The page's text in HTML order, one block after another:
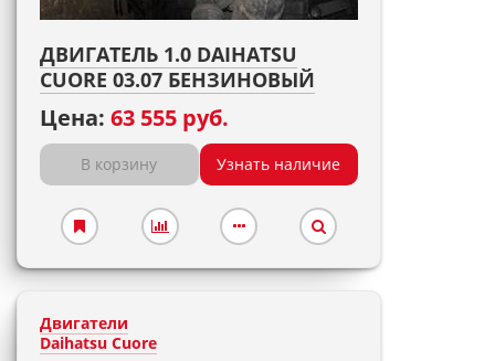
ДВИГАТЕЛЬ 1.0 DAIHATSU
CUORE 03.07 БЕНЗИНОВЫЙ
Цена: 63 555 руб.
В корзину Узнать наличие
Двигатели
Daihatsu Cuore